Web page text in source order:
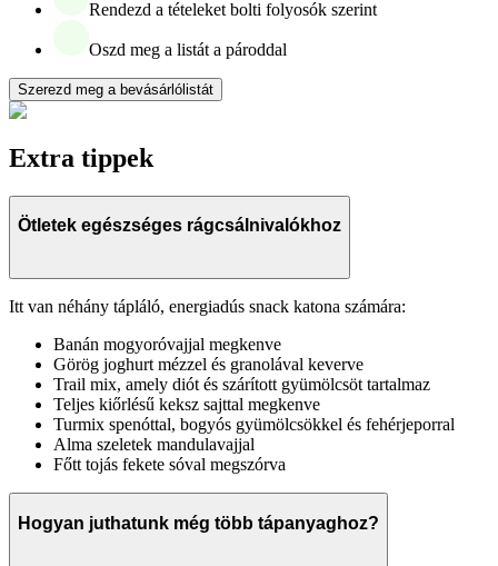
Rendezd a tételeket bolti folyosók szerint
Oszd meg a listát a pároddal
Szerezd meg a bevásárlólistát
Extra tippek
Ötletek egészséges rágcsálnivalókhoz
Itt van néhány tápláló, energiadús snack katona számára:
Banán mogyoróvajjal megkenve
Görög joghurt mézzel és granolával keverve
Trail mix, amely diót és szárított gyümölcsöt tartalmaz
Teljes kiőrlésű keksz sajttal megkenve
Turmix spenóttal, bogyós gyümölcsökkel és fehérjeporral
Alma szeletek mandulavajjal
Főtt tojás fekete sóval megszórva
Hogyan juthatunk még több tápanyaghoz?